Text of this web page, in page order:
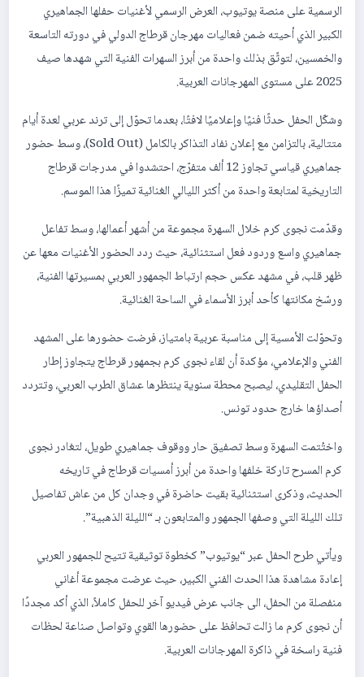
الرسمية على منصة يوتيوب، العرض الرسمي لأغنيات حفلها الجماهيري
الكبير الذي أحيته ضمن فعاليات مهرجان قرطاج الدولي في دورته التاسعة
والخمسين، لتوثّق بذلك واحدة من أبرز السهرات الفنية التي شهدها صيف
2025 على مستوى المهرجانات العربية.
وشكّل الحفل حدثًا فنيًا وإعلاميًا لافتًا، بعدما تحوّل إلى ترند عربي لعدة أيام
متتالية، بالتزامن مع إعلان نفاد التذاكر بالكامل (Sold Out)، وسط حضور
جماهيري قياسي تجاوز 12 ألف متفرّج، احتشدوا في مدرجات قرطاج
التاريخية لمتابعة واحدة من أكثر الليالي الغنائية تميزًا هذا الموسم.
وقدّمت نجوى كرم خلال السهرة مجموعة من أشهر أعمالها، وسط تفاعل
جماهيري واسع وردود فعل استثنائية، حيث ردد الحضور الأغنيات معها عن
ظهر قلب، في مشهد عكس حجم ارتباط الجمهور العربي بمسيرتها الفنية،
ورسّخ مكانتها كأحد أبرز الأسماء في الساحة الغنائية.
وتحوّلت الأمسية إلى مناسبة عربية بامتياز، فرضت حضورها على المشهد
الفني والإعلامي، مؤكدة أن لقاء نجوى كرم بجمهور قرطاج يتجاوز إطار
الحفل التقليدي، ليصبح محطة سنوية ينتظرها عشاق الطرب العربي، وتتردد
أصداؤها خارج حدود تونس.
واختُتمت السهرة وسط تصفيق حار ووقوف جماهيري طويل، لتغادر نجوى
كرم المسرح تاركة خلفها واحدة من أبرز أمسيات قرطاج في تاريخه
الحديث، وذكرى استثنائية بقيت حاضرة في وجدان كل من عاش تفاصيل
تلك الليلة التي وصفها الجمهور والمتابعون بـ “الليلة الذهبية”.
ويأتي طرح الحفل عبر “يوتيوب” كخطوة توثيقية تتيح للجمهور العربي
إعادة مشاهدة هذا الحدث الفني الكبير، حيث عرضت مجموعة أغاني
منفصلة من الحفل، الى جانب عرض فيديو آخر للحفل كاملاً، الذي أكد مجددًا
أن نجوى كرم ما زالت تحافظ على حضورها القوي وتواصل صناعة لحظات
فنية راسخة في ذاكرة المهرجانات العربية.